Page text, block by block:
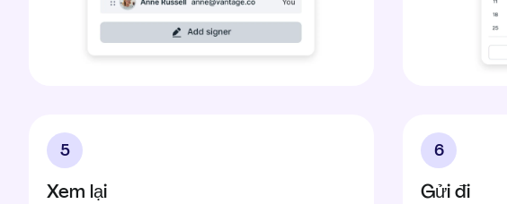
5
Xem lại
6
Gửi đi